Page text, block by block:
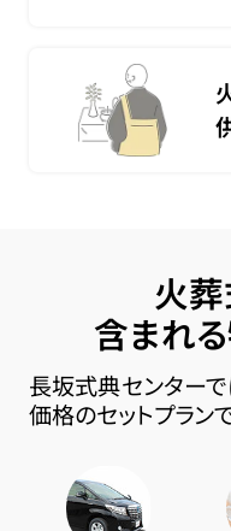
火
含まれ
長坂式典センター
価格のセットプラン